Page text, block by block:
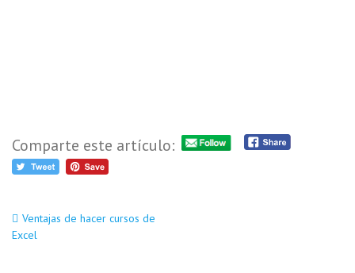
Comparte este artículo:
Navegación
Ventajas de hacer cursos de
Excel